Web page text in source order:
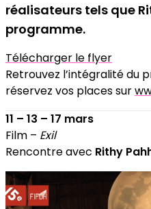
réalisateurs tels que
programme.
Télécharger le flyer
Retrouvez l’intégralité du
réservez vos places sur
11 – 13 – 17 mars
Film – Exil
Rencontre avec Rithy